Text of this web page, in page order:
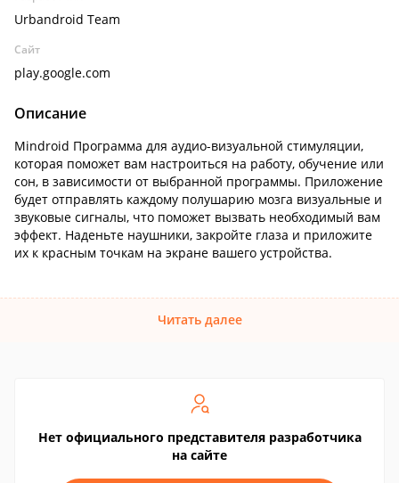
Urbandroid Team
Сайт
play.google.com
Описание
Mindroid Программа для аудио-визуальной стимуляции,
которая поможет вам настроиться на работу, обучение или
сон, в зависимости от выбранной программы. Приложение
будет отправлять каждому полушарию мозга визуальные и
звуковые сигналы, что поможет вызвать необходимый вам
эффект. Наденьте наушники, закройте глаза и приложите
их к красным точкам на экране вашего устройства.
Читать далее
Нет официального представителя разработчика
на сайте